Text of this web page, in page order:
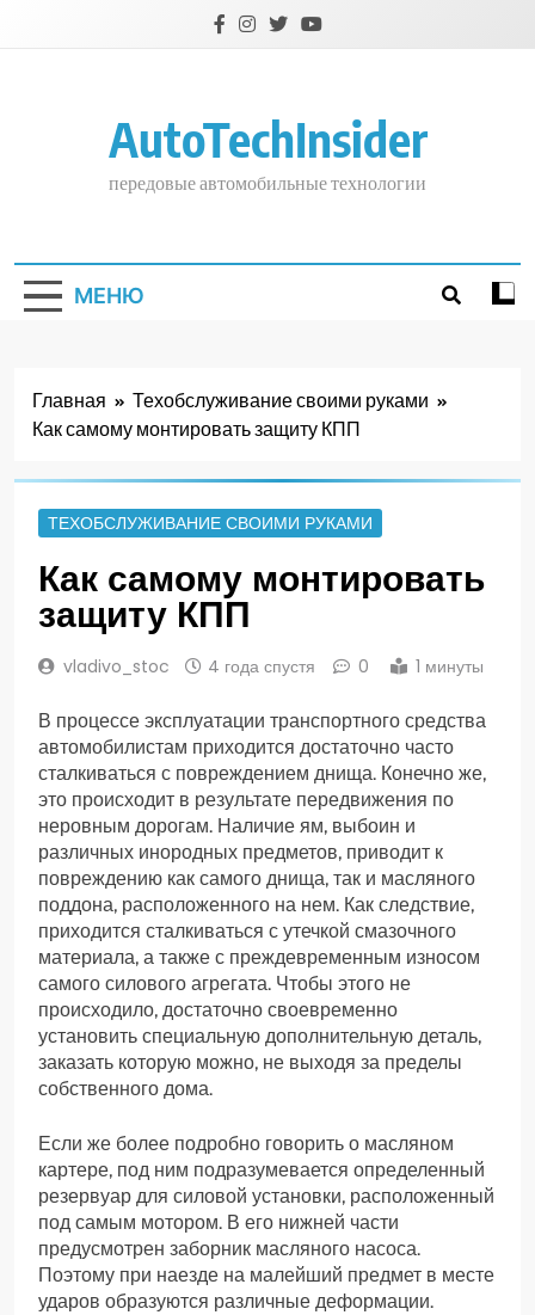
AutoTechInsider
передовые автомобильные технологии
МЕНЮ
Главная
Техобслуживание своими руками
Как самому монтировать защиту КПП
ТЕХОБСЛУЖИВАНИЕ СВОИМИ РУКАМИ
Как самому монтировать
защиту КПП
vladivo_stoc 4 года спустя 0 1 минуты
В процессе эксплуатации транспортного средства
автомобилистам приходится достаточно часто
сталкиваться с повреждением днища. Конечно же,
это происходит в результате передвижения по
неровным дорогам. Наличие ям, выбоин и
различных инородных предметов, приводит к
повреждению как самого днища, так и масляного
поддона, расположенного на нем. Как следствие,
приходится сталкиваться с утечкой смазочного
материала, а также с преждевременным износом
самого силового агрегата. Чтобы этого не
происходило, достаточно своевременно
установить специальную дополнительную деталь,
заказать которую можно, не выходя за пределы
собственного дома.
Если же более подробно говорить о масляном
картере, под ним подразумевается определенный
резервуар для силовой установки, расположенный
под самым мотором. В его нижней части
предусмотрен заборник масляного насоса.
Поэтому при наезде на малейший предмет в месте
ударов образуются различные деформации.